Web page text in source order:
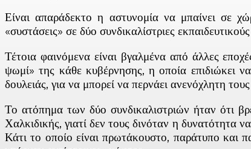
Είναι απαράδεκτο η αστυνομία να μπαίνει σε
«συστάσεις» σε δύο συνδικαλίστριες
Τέτοια φαινόμενα είναι βγαλμένα από άλλες
ψωμί» της κάθε κυβέρνησης, η οποία επιδιώκει
δουλειάς, για να μπορεί να περνάει ανενόχλητη
Το ατόπημα των δύο συνδικαλιστριών ήταν ότι
Χαλκιδικής, γιατί δεν τους δινόταν η δυνατότητα
Κάτι το οποίο είναι πρωτάκουστο, παράτυπο και